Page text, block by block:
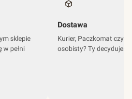
sklepie
w pełni
Dostawa
Kurier, Paczkomat czy
osobisty? Ty decydujesz.